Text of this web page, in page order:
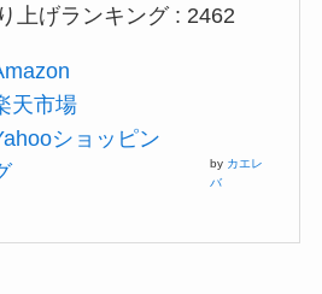
上げランキング : 2462
天市場
ショッピン
by カエレ
バ